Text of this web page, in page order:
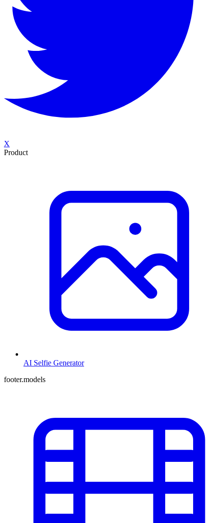
X
Product
AI Selfie Generator
footer.models